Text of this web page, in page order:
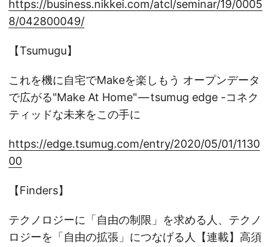
https://business.nikkei.com/atcl/seminar/19/0005
8/042800049/
【Tsumugu】
これを機に自宅でMakeを楽しもう オープンデータ
で広がる"Make At Home" — tsumug edge -コネク
ティッドな未来をこの手に
https://edge.tsumug.com/entry/2020/05/01/1130
00
【Finders】
テクノロジーに「自由の制限」を求める人、テクノ
ロジーを「自由の拡張」につなげる人【連載】高須